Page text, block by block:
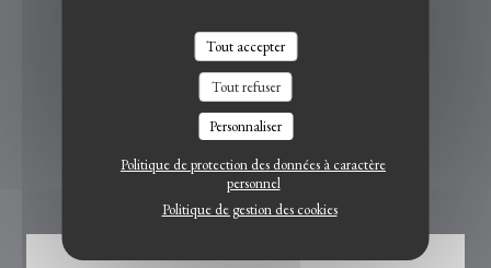
Tout accepter
Tout refuser
Personnaliser
Politique de protection des données à caractère
personnel
Politique de gestion des cookies
Le Bistrot du Witloof
4, rue de la Marque 59710 Ennevelin
07 88 60 49 15
RÉSERVATION